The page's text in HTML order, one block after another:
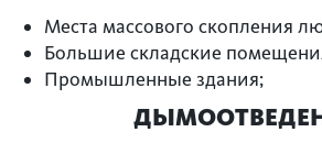
Места массового скопления
Большие складские
Промышленные здания;